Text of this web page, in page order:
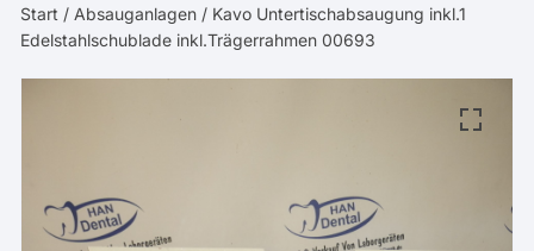
Start / Absauganlagen / Kavo Untertischabsaugung inkl.1
Edelstahlschublade inkl.Trägerrahmen 00693